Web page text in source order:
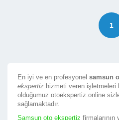
1
En iyi ve en profesyonel samsun
ekspertiz hizmeti veren işletmeleri
olduğumuz otoekspertiz.online
sağlamaktadır.
Samsun oto ekspertiz firmalarının